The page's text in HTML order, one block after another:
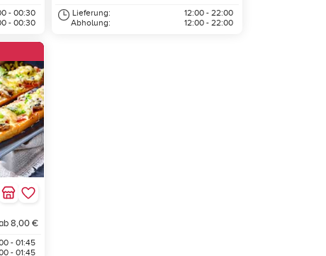
- 00:30
- 00:30
Lieferung:
Abholung:
12:00 - 22:00
12:00 - 22:00
8,00 €
- 01:45
- 01:45